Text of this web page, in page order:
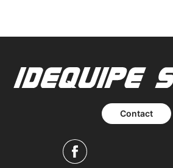
Contact
Facebook